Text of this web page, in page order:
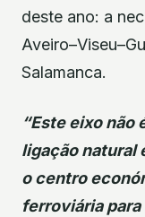
deste ano: a
Salamanca.
“Este eixo não
ligação natural
o centro
ferroviária para